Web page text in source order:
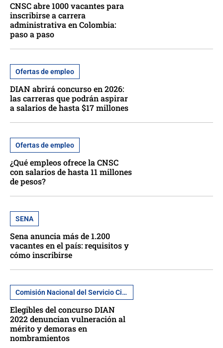
CNSC abre 1000 vacantes para
inscribirse a carrera
administrativa en Colombia:
paso a paso
Ofertas de empleo
DIAN abrirá concurso en 2026:
las carreras que podrán aspirar
a salarios de hasta $17 millones
Ofertas de empleo
¿Qué empleos ofrece la CNSC
con salarios de hasta 11 millones
de pesos?
SENA
Sena anuncia más de 1.200
vacantes en el país: requisitos y
cómo inscribirse
Comisión Nacional del Servicio Civil
Elegibles del concurso DIAN
2022 denuncian vulneración al
mérito y demoras en
nombramientos